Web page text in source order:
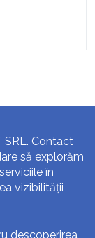
SRL. Contact
să explorăm
în
vizibilității
descoperirea